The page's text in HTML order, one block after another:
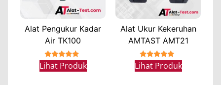
Alat Pengukur Kadar
Air TK100
★★★★★
Lihat Produk
Alat Ukur Kekeruhan
AMTAST AMT21
★★★★★
Lihat Produk